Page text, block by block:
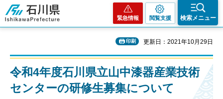
石川県
緊急情報 閲覧支援 検索メニュー
印刷 更新日：2021年10月29日
令和4年度石川県立山中漆器産業技術
センターの研修生募集について